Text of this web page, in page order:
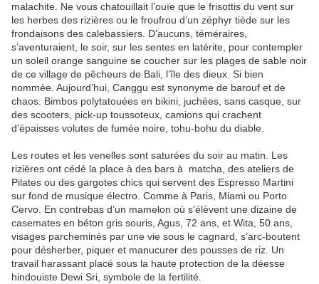
malachite. Ne vous chatouillait l’ouïe que le frisottis du vent sur
les herbes des rizières ou le froufrou d’un zéphyr tiède sur les
frondaisons des calebassiers. D’aucuns, téméraires,
s’aventuraient, le soir, sur les sentes en latérite, pour contempler
un soleil orange sanguine se coucher sur les plages de sable noir
de ce village de pêcheurs de Bali, l’île des dieux. Si bien
nommée. Aujourd’hui, Canggu est synonyme de barouf et de
chaos. Bimbos polytatouées en bikini, juchées, sans casque, sur
des scooters, pick-up toussoteux, camions qui crachent
d’épaisses volutes de fumée noire, tohu-bohu du diable.
Les routes et les venelles sont saturées du soir au matin. Les
rizières ont cédé la place à des bars à ­ matcha, des ateliers de
Pilates ou des gargotes chics qui servent des Espresso Martini
sur fond de musique électro. Comme à Paris, Miami ou Porto
Cervo. En contrebas d’un mamelon où s’élèvent une dizaine de
casemates en béton gris souris, Agus, 72 ans, et Wita, 50 ans,
visages parcheminés par une vie sous le cagnard, s’arc-boutent
pour désherber, piquer et manucurer des pousses de riz. Un
travail harassant placé sous la haute protection de la déesse
hindouiste Dewi Sri, symbole de la fertilité.